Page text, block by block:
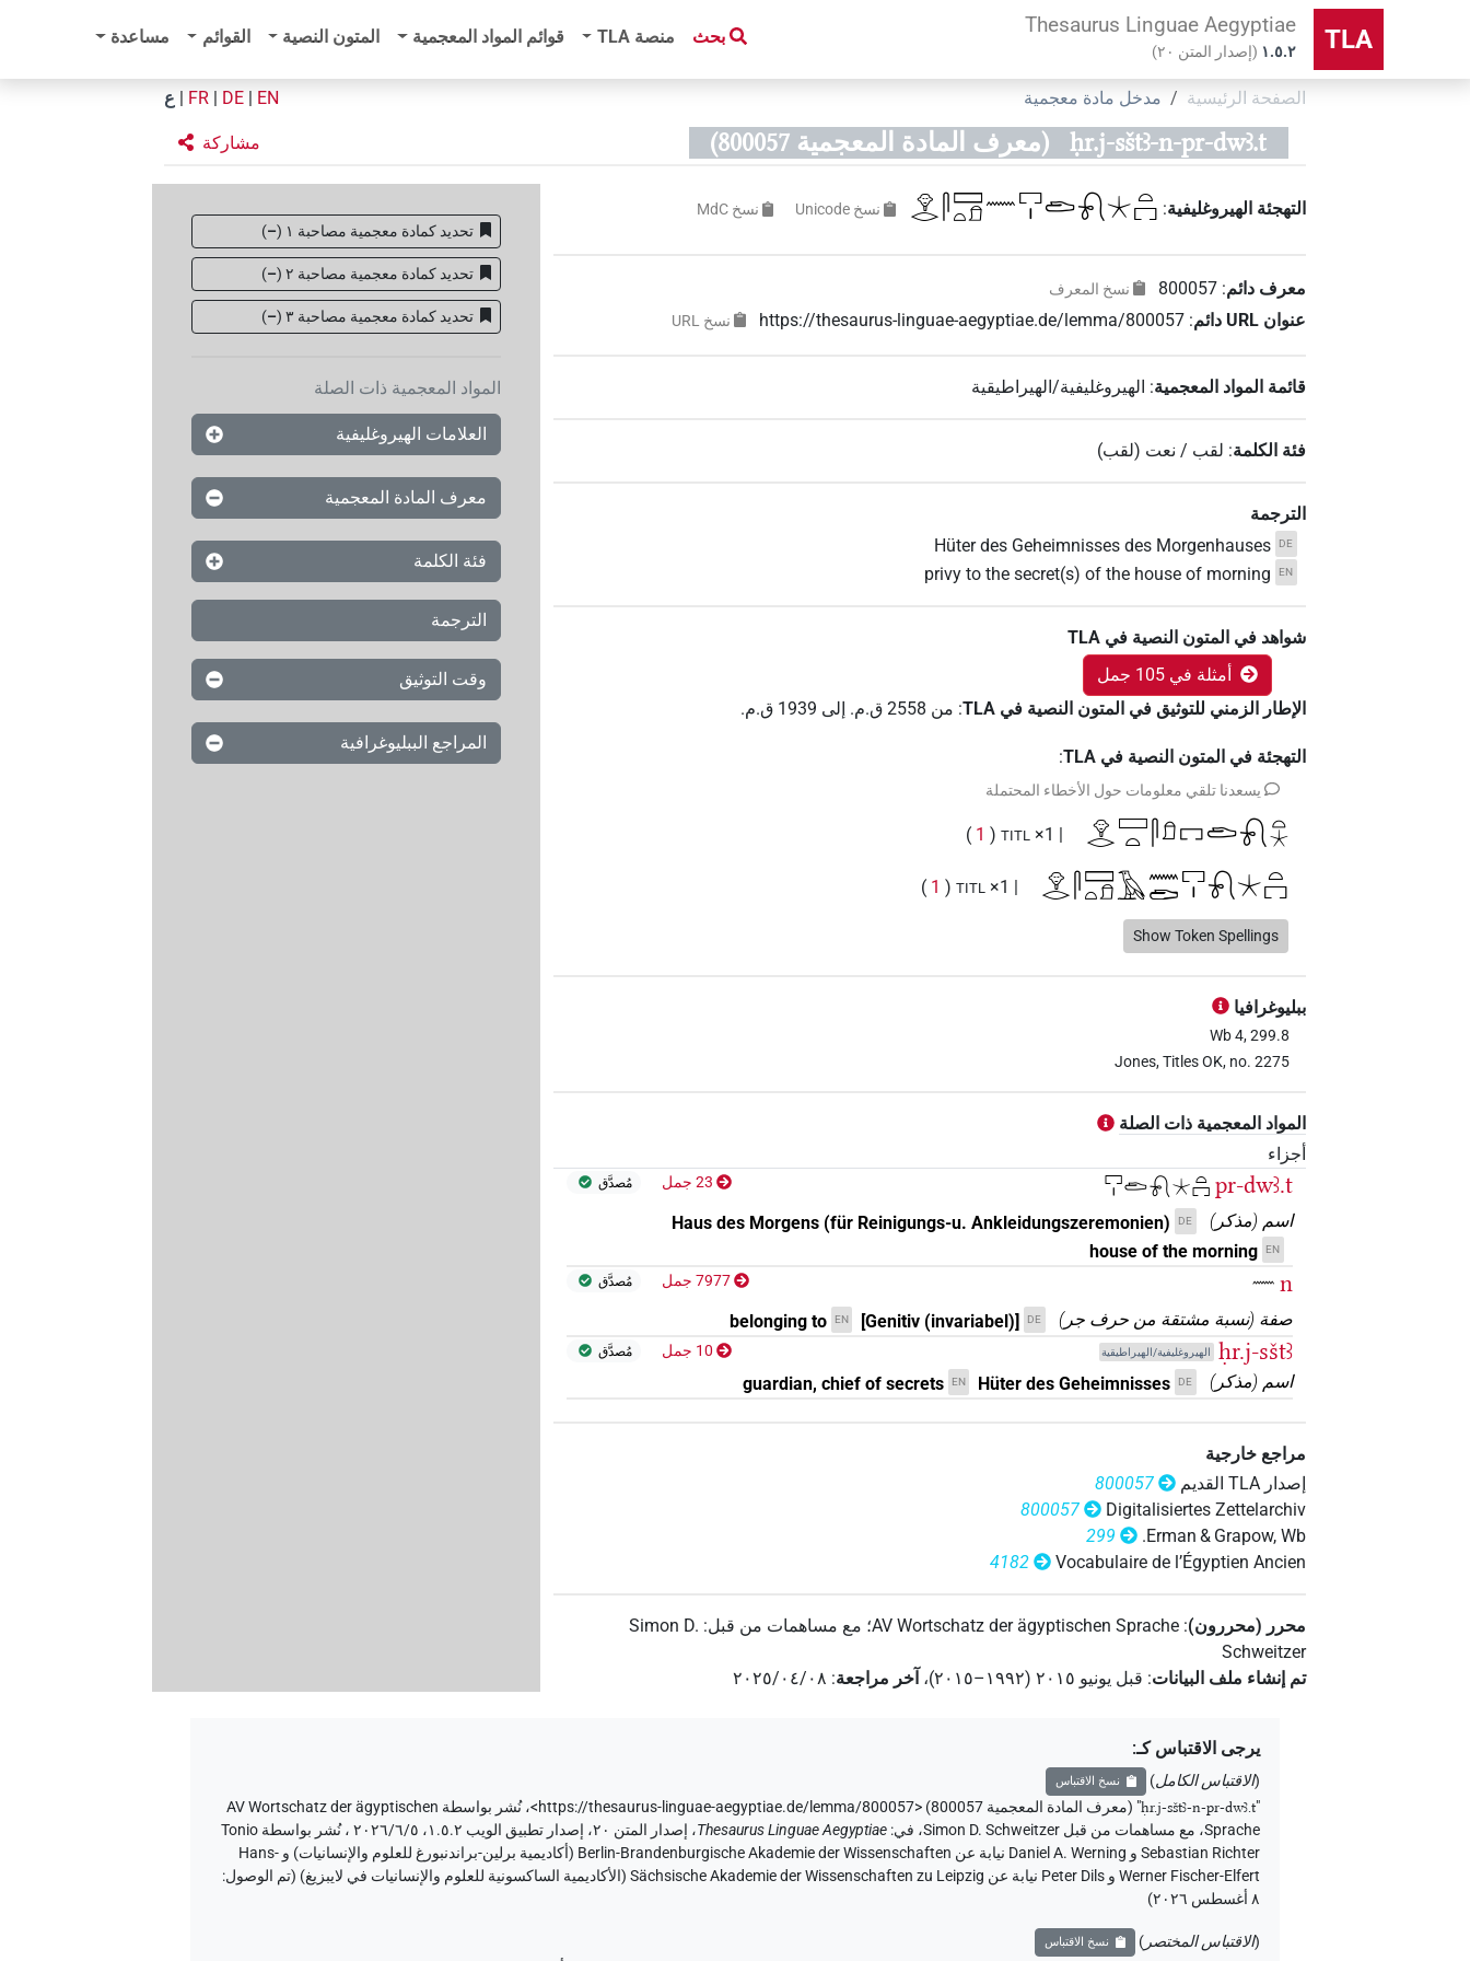
TLA
Thesaurus Linguae Aegyptiae
۱.٥.٢ (إصدار المتن ٢٠)
بحث منصة‏ ‏TLA قوائم المواد المعجمية المتون النصية القوائم مساعدة
الصفحة الرئيسية مدخل مادة معجمية EN
DE
FR ع
ḥr.j-sštꜣ-n-pr-dwꜣ.t (معرف المادة المعجمية 800057) مشاركة
التهجئة الهيروغليفية:
𓁷𓂋𓋴𓈙𓏏𓍔𓈖𓉐𓏤𓂧𓍯𓇼𓏏𓉐 نسخ‏ ‏Unicode نسخ‏ ‏MdC
معرف دائم:
800057 نسخ المعرف
عنوان‏ ‏URL‏ دائم :
https://thesaurus-linguae-aegyptiae.de/lemma/800057 نسخ‏ ‏URL
قائمة المواد المعجمية: الهيروغليفية/الهيراطيقية
فئة الكلمة: لقب / نعت (لقب)
الترجمة
DE
Hüter des Geheimnisses des Morgenhauses
EN
privy to the secret(s) of the house of morning
شواهد في المتون النصية في ‏TLA
أمثلة في 105 جمل
الإطار الزمني للتوثيق في المتون النصية في ‏TLA
: من 2558 ق.م. إلى 1939 ق.م.
التهجئة في المتون النصية في TLA :
يسعدنا تلقي معلومات حول الأخطاء المحتملة
𓁷𓂋𓈙𓏏𓋴𓍔𓉐𓂧𓍯𓏏𓇼
| 1×
TITL
(
1
)
𓁷𓂋𓋴𓈙𓏏𓍔𓄿𓈖𓂧𓉐𓏤𓍯𓇼𓏏𓉐
| 1×
TITL
(
1
)
𓁷𓂋𓋴𓈙𓏏𓍔𓄿𓈖𓉐𓏤𓂧𓍯𓇼𓏏𓉐
𓁷𓂋𓋴𓈙𓏏𓍔𓄿𓈖𓉐𓏤𓧷𓍯𓇼𓏏𓉐
𓁷𓂋𓋴𓈙𓏏𓍔𓄿𓏝𓈖𓉐𓏤𓇼𓏏
𓁷𓂋𓋴𓈙𓏏𓍔𓈖𓉐𓂧𓍯𓇼
𓁷𓂋𓋴𓈙𓏏𓍔𓈖𓉐𓂧𓍯𓇼𓏏𓉐
𓁷𓂋𓋴𓈙𓏏𓍔𓈖𓉐𓏤𓂧𓍯𓇼𓏏𓉐
𓁷𓂋𓋴𓈙𓏏𓍔𓉐𓏤𓂧𓍯𓇼𓏏𓉐
| 1×
[]𓂋𓋴[]𓏏𓍔𓉐𓍯𓂧𓇼𓏏𓉐
| 1×
TITL
(
1
)
[]𓈙𓏏𓍔𓈖𓉐𓏤𓂧𓍯𓇼𓏏𓉐
[]𓍯𓇼𓏏𓉐
| 1×
TITL
(
1
)
𓁷𓂋[]𓈙𓏏𓍔𓈖𓉐𓂧𓍯𓇼[]𓉐
𓁷𓂋𓋴𓈙𓏏𓍔𓄿𓈖[]𓍯[]𓉐
𓁷𓂋𓋴𓈙𓏏𓍔𓈖𓉐[]𓇼𓍯
Show Token Spellings
ببليوغرافيا
Wb 4, 299.8
Jones, Titles OK, no. 2275
المواد المعجمية ذات الصلة
أجزاء
pr-dwꜣ.t
𓉐𓏤𓂧𓍯𓇼𓏏𓉐 23 جمل مُصدَّق
اسم (مذكر)
DE
Haus des Morgens (für Reinigungs-u. Ankleidungszeremonien)
EN
house of the morning
n
𓈖 7977 جمل مُصدَّق
صفة (نسبة مشتقة من حرف جر)
DE
[Genitiv (invariabel)]
EN
belonging to
ḥr.j-sštꜣ الهيروغليفية/الهيراطيقية 10 جمل مُصدَّق
اسم (مذكر)
DE
Hüter des Geheimnisses
EN
guardian, chief of secrets
مراجع خارجية
إصدار‏ ‏TLA‏ القديم
800057
Digitalisiertes Zettelarchiv
800057
Erman & Grapow, Wb.
299
Vocabulaire de l’Égyptien Ancien
4182
محرر (محررون):
AV Wortschatz der ägyptischen Sprache؛ مع مساهمات من قبل:
Simon D.
Schweitzer
تم إنشاء ملف البيانات: قبل يونيو ۲۰۱٥ (۱۹۹۲–۲۰۱٥) ، آخر مراجعة: ٢٠٢٥/٠٤/٠٨
تحديد كمادة معجمية مصاحبة ١ –
)
تحديد كمادة معجمية مصاحبة ٢ –
)
تحديد كمادة معجمية مصاحبة ۳ –
)
المواد المعجمية ذات الصلة
العلامات الهيروغليفية
معرف المادة المعجمية
فئة الكلمة
الترجمة
وقت التوثيق
المراجع الببليوغرافية
يرجى الاقتباس كـ:
(الاقتباس الكامل) نسخ الاقتباس
"
ḥr.j-sštꜣ-n-pr-dwꜣ.t
" (معرف المادة المعجمية 800057) <https://thesaurus-linguae-aegyptiae.de/lemma/800057> ،
نُشر بواسطة AV Wortschatz der ägyptischen
Sprache، مع مساهمات من قبل Simon D. Schweitzer، في:
Thesaurus Linguae Aegyptiae،
إصدار المتن ٢٠، إصدار تطبيق الويب ۱.٥.٢، ٢٠٢٦/٦/٥ ، نُشر بواسطة Tonio
Sebastian Richter و Daniel A. Werning نيابة عن Berlin-Brandenburgische Akademie der Wissenschaften (أكاديمية برلين-براندنبورغ للعلوم والإنسانيات) و Hans-
Werner Fischer-Elfert و Peter Dils نيابة عن Sächsische Akademie der Wissenschaften zu Leipzig (الأكاديمية الساكسونية للعلوم والإنسانيات في لايبزيغ) (تم الوصول:
٨ أغسطس ٢٠٢٦
)
(الاقتباس المختصر) نسخ الاقتباس